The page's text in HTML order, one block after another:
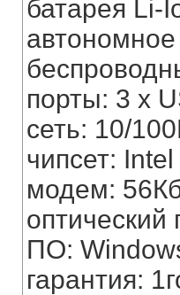
батарея Li-
порты: 3 x
сеть: 10/
чипсет:
модем:
оптический
ПО:
гарантия: